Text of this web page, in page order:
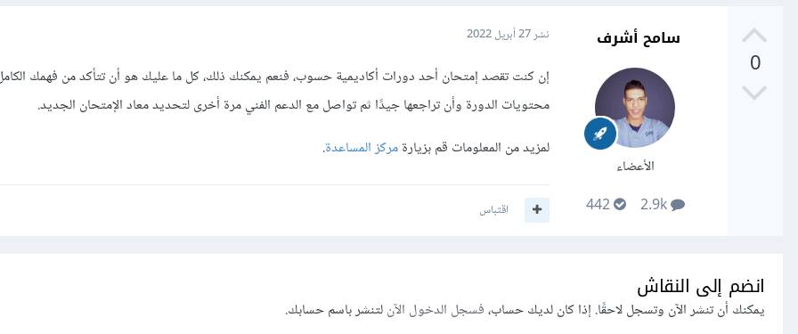
0
سامح أشرف
الأعضاء
2.9k
442
نشر27 أبريل 2022
إن كنت تقصد إمتحان أحد دورات أكاديمية حسوب، فنعم يمكنك ذلك، كل ما عليك هو أن تتأكد من فهمك
محتويات الدورة وأن تراجعها جيدًا ثم تواصل مع الدعم الفني مرة أخرى لتحديد معاد الإمتحان الجديد.
لمزيد من المعلومات قم بزيارةمركز المساعدة.
اقتباس
انضم إلى النقاش
يمكنك أن تنشر الآن وتسجل لاحقًا. إذا كان لديك حساب،فسجل الدخول الآنلتنشر باسم حسابك.